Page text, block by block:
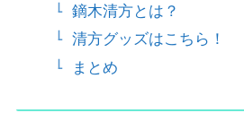
鏑木清方とは？
清方グッズはこちら！
まとめ